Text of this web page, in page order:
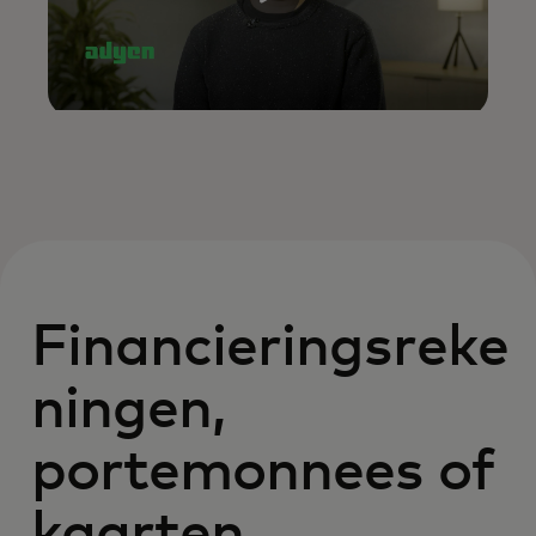
Financieringsreke
ningen,
portemonnees of